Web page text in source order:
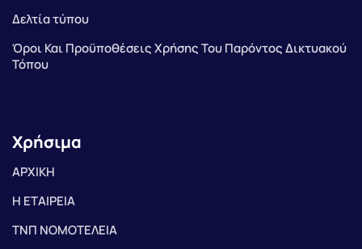
Δελτία τύπου
Όροι Και Προϋποθέσεις Χρήσης Του Παρόντος Δικτυακού
Τόπου
Χρήσιμα
ΑΡΧΙΚΗ
Η ΕΤΑΙΡΕΙΑ
ΤΝΠ ΝΟΜΟΤΕΛΕΙΑ